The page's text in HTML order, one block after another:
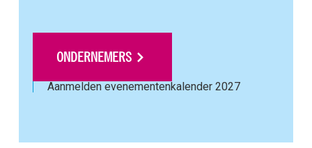
Aanmelden evenementenkalender 2027
ONDERNEMERS